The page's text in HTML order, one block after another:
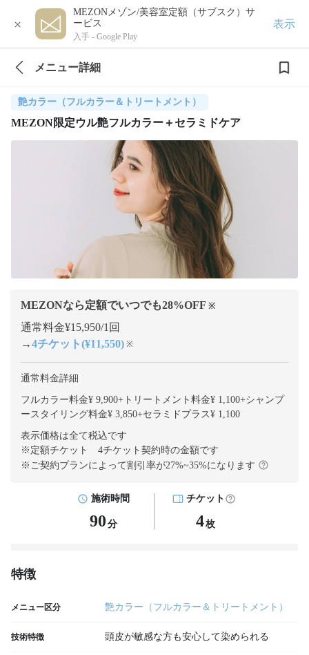
×
MEZONメゾン/美容室定額（サブスク）サ
ービス
入手 - Google Play
表示
メニュー詳細
艶カラー（フルカラー＆トリートメント）
MEZON限定ウル艶フルカラー＋セラミドケア
MEZONなら定額でいつでも28%OFF ※
通常料金¥15,950/1回
→4チケット(¥11,550) ※
通常料金詳細
フルカラー料金¥ 9,900+ トリートメント料金¥ 1,100+シャンプ
ースタイリング料金¥ 3,850+セラミドプラス¥ 1,100
表示価格は全て税込です
※定額チケット 4チケット契約時の金額です
※ご契約プランによって割引率が27%~35%になります
施術時間
90 分
チケット
4枚
特徴
メニュー区分 艶カラー（フルカラー＆トリートメント）
技術特徴 頭皮が敏感な方も安心して染められる